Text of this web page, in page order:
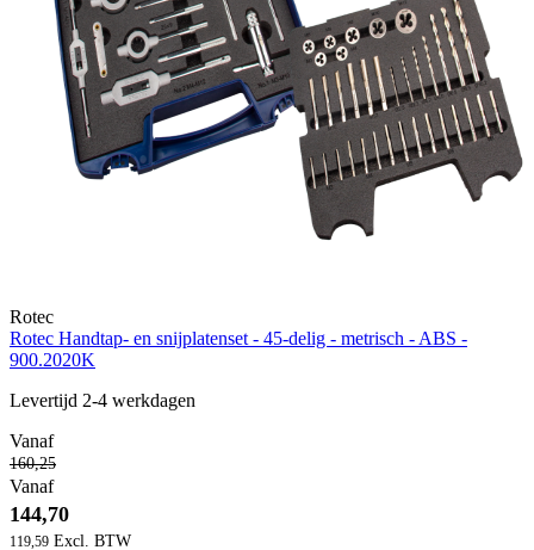
Rotec
Rotec Handtap- en snijplatenset - 45-delig - metrisch - ABS -
900.2020K
Levertijd 2-4 werkdagen
Vanaf
160,25
Vanaf
144,70
119,59